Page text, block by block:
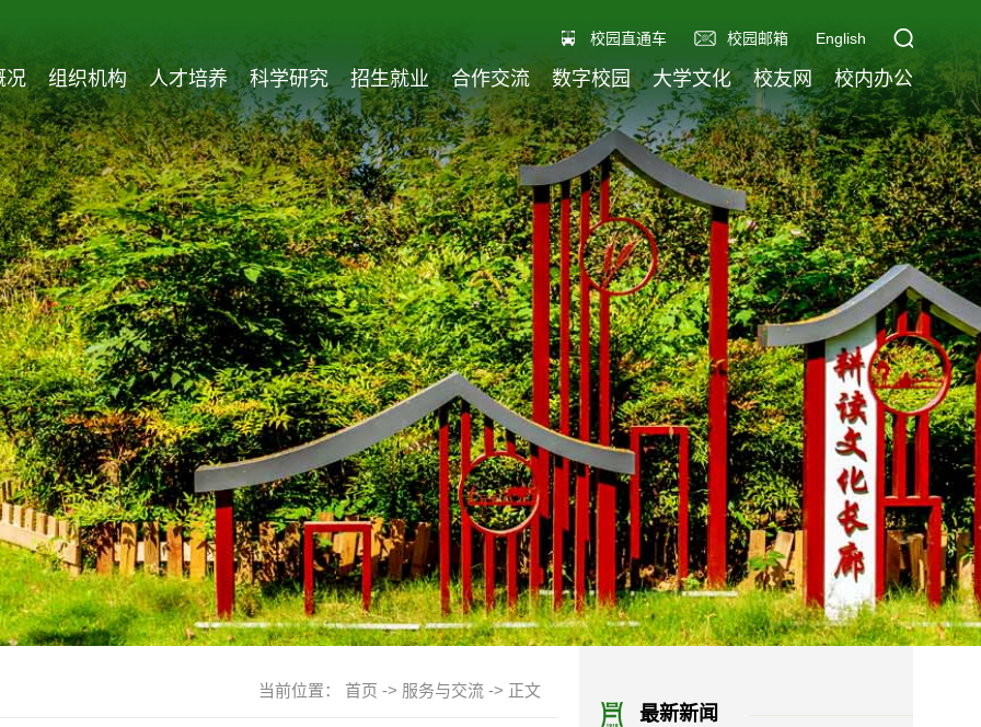
校园直通车 校园邮箱 English
况 组织机构 人才培养 科学研究 招生就业 合作交流 数字校园 大学文化 校友网 校内办公
当前位置： 首页 -> 服务与交流 -> 正文
最新新闻